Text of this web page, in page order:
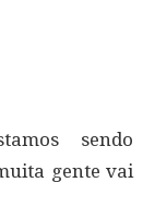
sendo
gente vai